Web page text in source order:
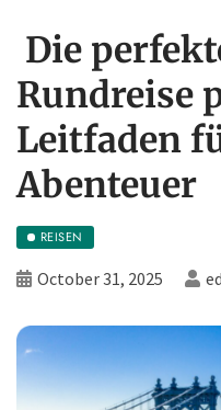
Die
Rundreise
Leitfaden
Abenteuer
REISEN
October 31, 2025